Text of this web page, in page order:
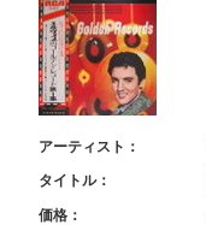
アーティスト：
タイトル：
価格：